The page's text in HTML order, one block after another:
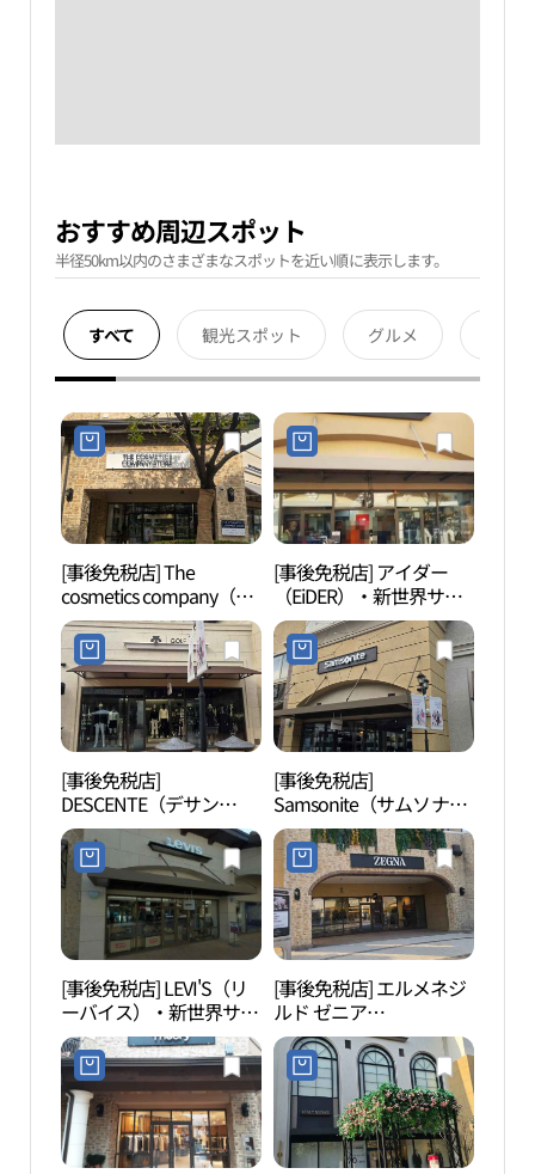
おすすめ周辺スポット
半径50km以内のさまざまなスポットを近い順に表示します。
すべて 観光スポット グルメ
[事後免税店] The
cosmetics company（ザ
コスメティックスカンパ
ニー）・新世界サイモン
プレミアムアウトレット
プサン（釜山）店(더코
스메틱컴퍼니스토어 신
세계사이먼프리미엄아울
[事後免税店] アイダー
（EiDER）・新世界サイ
モンプレミアムアウトレ
ットプサン（釜山）店
(아이더 신세계사이먼프
리미엄아울렛 부산점)
[事後免税店]
DESCENTE（デサン
ト）・新世界サイモンプ
レミアムアウトレットプ
サン（釜山）店(데상트
신세계사이먼프리미엄아
울렛 부산점)
[事後免税店]
Samsonite（サムソナイ
ト）・新世界サイモンプ
レミアムアウトレットプ
サン（釜山）店(쌤소나
이트 신세계사이먼프리
미엄아울렛 부산점)
[事後免税店] LEVI'S（リ
ーバイス）・新世界サイ
モンプレミアムアウトレ
ットプサン（釜山）店
(리바이스 신세계사이먼
프리미엄아울렛 부산점)
[事後免税店] エルメネジ
ルド ゼニア
（Ermenegildo
Zegna）・新世界サイモ
ンプレミアムアウトレッ
トプサン（釜山）店(에
르메네질도제냐 신세계
사이먼프리미엄아울렛